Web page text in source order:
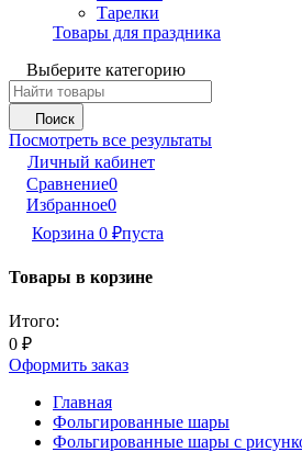
Тарелки
Товары для праздника
Выберите категорию
Поиск
Посмотреть все результаты
Личный кабинет
Сравнение0
Избранное0
Корзина 0 ₽пуста
Товары в корзине
Итого:
0 ₽
Оформить заказ
Главная
Фольгированные шары
Фольгированные шары с